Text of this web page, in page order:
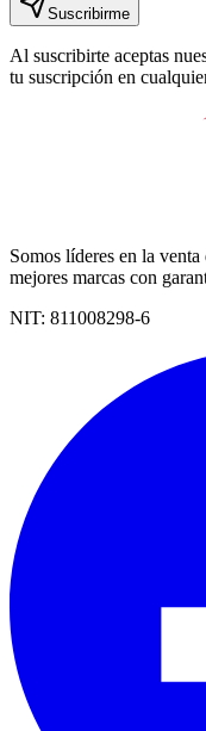
Suscribirme
Al suscribirte aceptas
tu suscripción en
Somos líderes en la
mejores marcas con
NIT: 811008298-6